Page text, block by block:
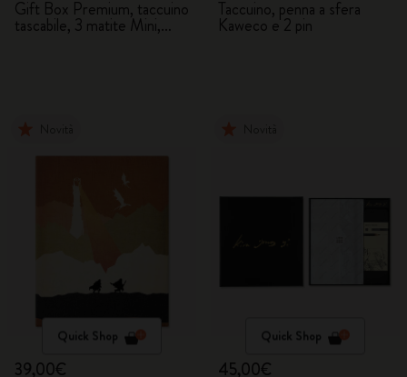
Gift Box Premium, taccuino
tascabile, 3 matite Mini,
pochette
Taccuino, penna a sfera
Kaweco e 2 pin
Quick Shop
39,00€
Quick Shop
45,00€